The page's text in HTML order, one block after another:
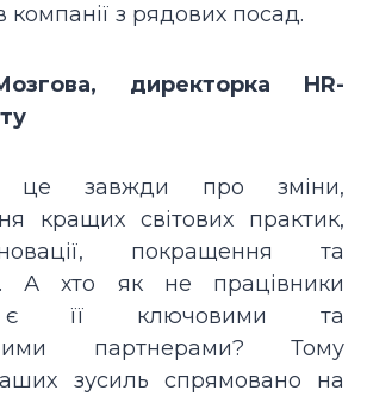
компанії з рядових посад.
директорка HR-
це завжди про зміни,
кращих світових практик,
покращення та
А хто як не працівники
є її ключовими та
партнерами? Тому
зусиль спрямовано на